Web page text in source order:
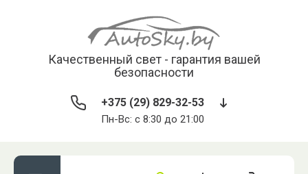
Качественный свет - гарантия вашей
безопасности
+375 (29) 829-32-53
Пн-Вс: с 8:30 до 21:00